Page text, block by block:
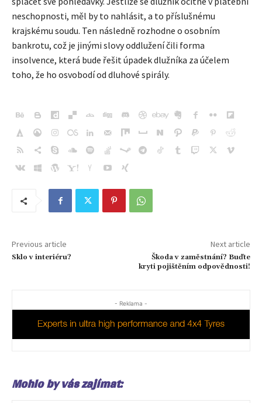
neschopnosti, měl by to nahlásit, a to příslušnému
krajskému soudu. Ten následně rozhodne o osobním
bankrotu, což je jinými slovy oddlužení čili forma
insolvence, která bude řešit úpadek dlužníka za účelem
toho, že ho osvobodí od dluhové spirály.
Previous article
Sklo v interiéru?
Next article
Škoda v zaměstnání? Buďte
kryti pojištěním odpovědnosti!
- Reklama -
Mohlo by vás zajímat: